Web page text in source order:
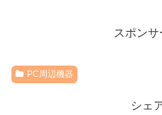
スポンサ
PC周辺機器
シェ